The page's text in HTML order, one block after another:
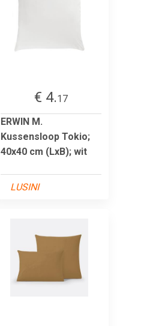
€ 4.17
ERWIN M.
Kussensloop Tokio;
40x40 cm (LxB); wit
LUSINI